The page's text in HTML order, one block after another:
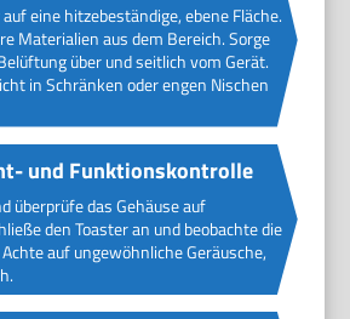
eine hitzebeständige, ebene Fläche.
Materialien aus dem Bereich. Sorge
über und seitlich vom Gerät.
in Schränken oder engen Nischen
und Funktionskontrolle
überprüfe das Gehäuse auf
den Toaster an und beobachte die
auf ungewöhnliche Geräusche,